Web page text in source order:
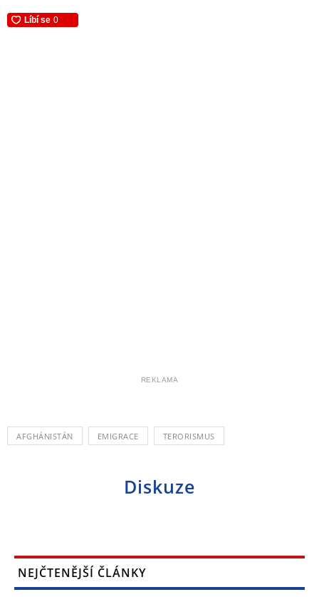
REKLAMA
AFGHÁNISTÁN EMIGRACE TERORISMUS
Diskuze
NEJČTENĚJŠÍ ČLÁNKY